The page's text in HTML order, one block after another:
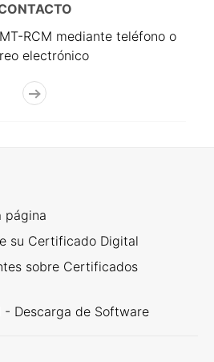
RCM mediante teléfono o
electrónico
página
su Certificado Digital
sobre Certificados
Descarga de Software